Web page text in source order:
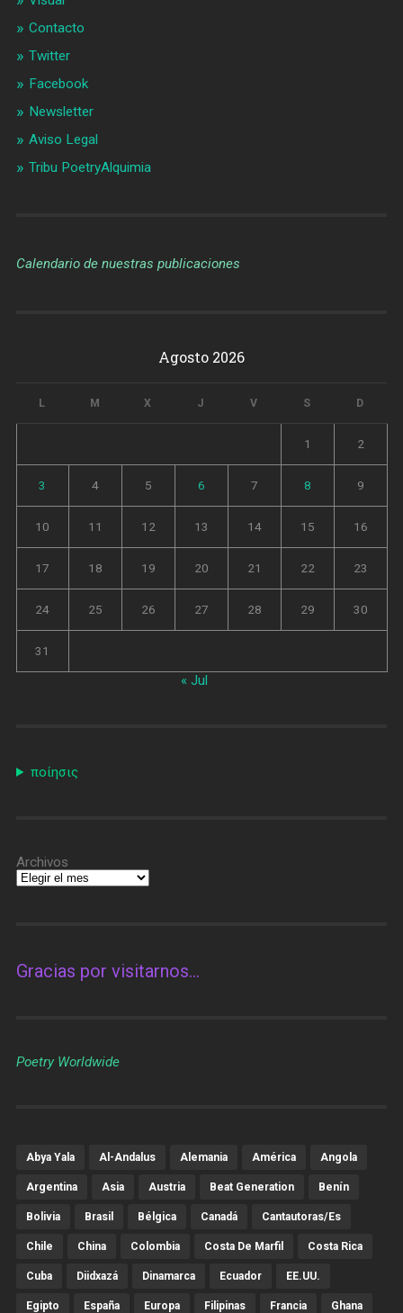
Contacto
Twitter
Facebook
Newsletter
Aviso Legal
Tribu PoetryAlquimia
Calendario de nuestras publicaciones
Agosto 2026
L M X J V S D
1 2
3 4 5 6 7 8 9
10 11 12 13 14 15 16
17 18 19 20 21 22 23
24 25 26 27 28 29 30
31
« Jul
ποίησις
Archivos
Gracias por visitarnos…
Poetry Worldwide
Abya Yala Al-Andalus Alemania América Angola
Argentina Asia Austria Beat Generation Benín
Bolivia Brasil Bélgica Canadá Cantautoras/es
Chile China Colombia Costa De Marfil Costa Rica
Cuba Diidxazá Dinamarca Ecuador EE.UU.
Egipto España Europa Filipinas Francia Ghana